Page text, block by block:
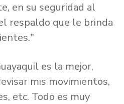
en su seguridad al
respaldo que le brinda
es la mejor,
mis movimientos,
etc. Todo es muy